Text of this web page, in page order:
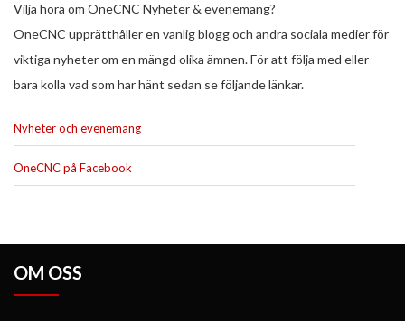
Vilja höra om OneCNC Nyheter & evenemang?
OneCNC upprätthåller en vanlig blogg och andra sociala medier för
viktiga nyheter om en mängd olika ämnen. För att följa med eller
bara kolla vad som har hänt sedan se följande länkar.
Nyheter och evenemang
OneCNC på Facebook
OM OSS